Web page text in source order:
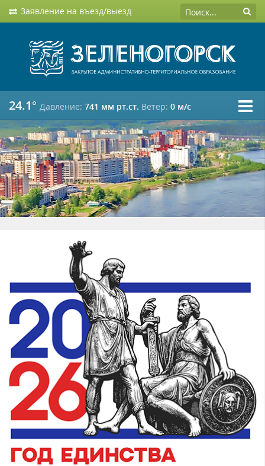
Заявление на въезд/выезд
24.1° Давление: 741 мм рт.ст. Ветер: 0 м/c